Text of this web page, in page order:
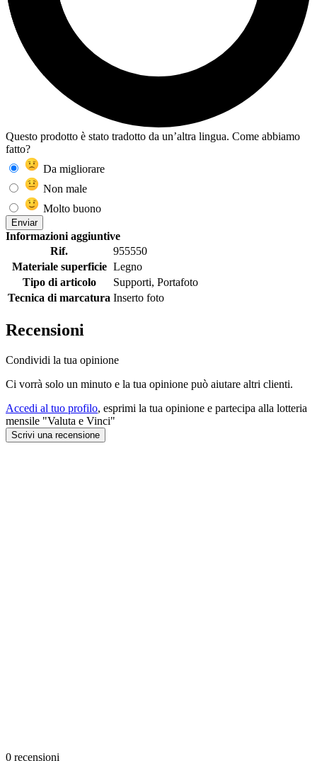
Questo prodotto è stato tradotto da un’altra lingua. Come abbiamo
fatto?
Da migliorare
Non male
Molto buono
Enviar
Informazioni aggiuntive
Rif.
955550
Materiale superficie Legno
Tipo di articolo
Supporti, Portafoto
Tecnica di marcatura Inserto foto
Recensioni
Condividi la tua opinione
Ci vorrà solo un minuto e la tua opinione può aiutare altri clienti.
Accedi al tuo profilo, esprimi la tua opinione e partecipa alla lotteria
mensile "Valuta e Vinci"
Scrivi una recensione
0 recensioni